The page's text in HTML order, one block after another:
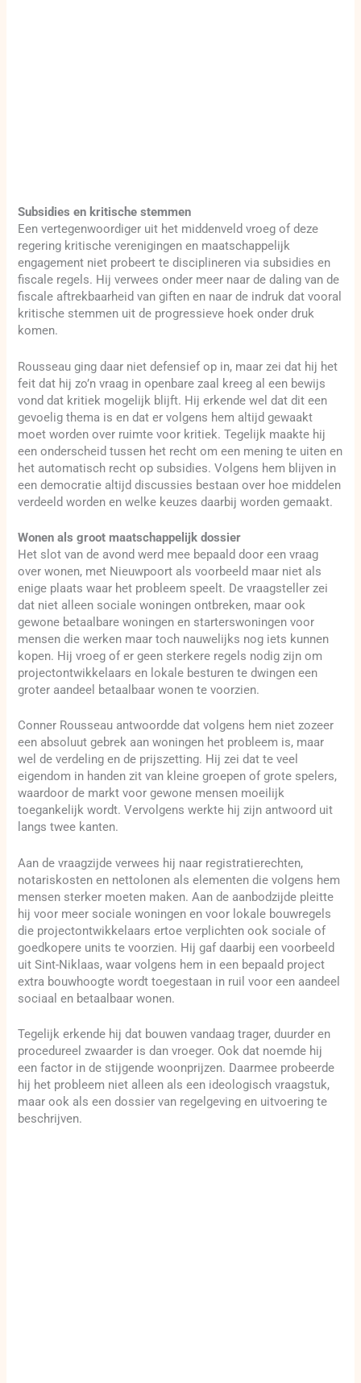
Subsidies en kritische stemmen
Een vertegenwoordiger uit het middenveld vroeg of deze
regering kritische verenigingen en maatschappelijk
engagement niet probeert te disciplineren via subsidies en
fiscale regels. Hij verwees onder meer naar de daling van de
fiscale aftrekbaarheid van giften en naar de indruk dat vooral
kritische stemmen uit de progressieve hoek onder druk
komen.
Rousseau ging daar niet defensief op in, maar zei dat hij het
feit dat hij zo’n vraag in openbare zaal kreeg al een bewijs
vond dat kritiek mogelijk blijft. Hij erkende wel dat dit een
gevoelig thema is en dat er volgens hem altijd gewaakt
moet worden over ruimte voor kritiek. Tegelijk maakte hij
een onderscheid tussen het recht om een mening te uiten en
het automatisch recht op subsidies. Volgens hem blijven in
een democratie altijd discussies bestaan over hoe middelen
verdeeld worden en welke keuzes daarbij worden gemaakt.
Wonen als groot maatschappelijk dossier
Het slot van de avond werd mee bepaald door een vraag
over wonen, met Nieuwpoort als voorbeeld maar niet als
enige plaats waar het probleem speelt. De vraagsteller zei
dat niet alleen sociale woningen ontbreken, maar ook
gewone betaalbare woningen en starterswoningen voor
mensen die werken maar toch nauwelijks nog iets kunnen
kopen. Hij vroeg of er geen sterkere regels nodig zijn om
projectontwikkelaars en lokale besturen te dwingen een
groter aandeel betaalbaar wonen te voorzien.
Conner Rousseau antwoordde dat volgens hem niet zozeer
een absoluut gebrek aan woningen het probleem is, maar
wel de verdeling en de prijszetting. Hij zei dat te veel
eigendom in handen zit van kleine groepen of grote spelers,
waardoor de markt voor gewone mensen moeilijk
toegankelijk wordt. Vervolgens werkte hij zijn antwoord uit
langs twee kanten.
Aan de vraagzijde verwees hij naar registratierechten,
notariskosten en nettolonen als elementen die volgens hem
mensen sterker moeten maken. Aan de aanbodzijde pleitte
hij voor meer sociale woningen en voor lokale bouwregels
die projectontwikkelaars ertoe verplichten ook sociale of
goedkopere units te voorzien. Hij gaf daarbij een voorbeeld
uit Sint-Niklaas, waar volgens hem in een bepaald project
extra bouwhoogte wordt toegestaan in ruil voor een aandeel
sociaal en betaalbaar wonen.
Tegelijk erkende hij dat bouwen vandaag trager, duurder en
procedureel zwaarder is dan vroeger. Ook dat noemde hij
een factor in de stijgende woonprijzen. Daarmee probeerde
hij het probleem niet alleen als een ideologisch vraagstuk,
maar ook als een dossier van regelgeving en uitvoering te
beschrijven.